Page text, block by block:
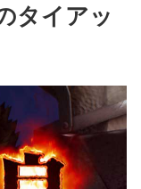
タイアッ